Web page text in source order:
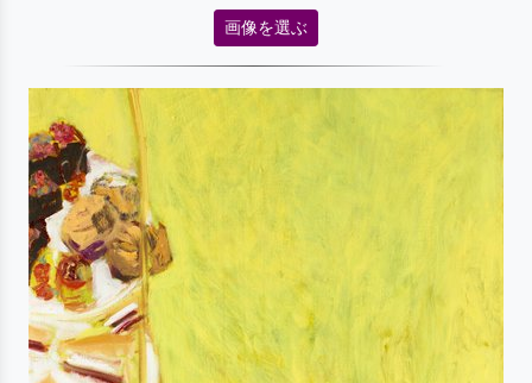
画像を選ぶ